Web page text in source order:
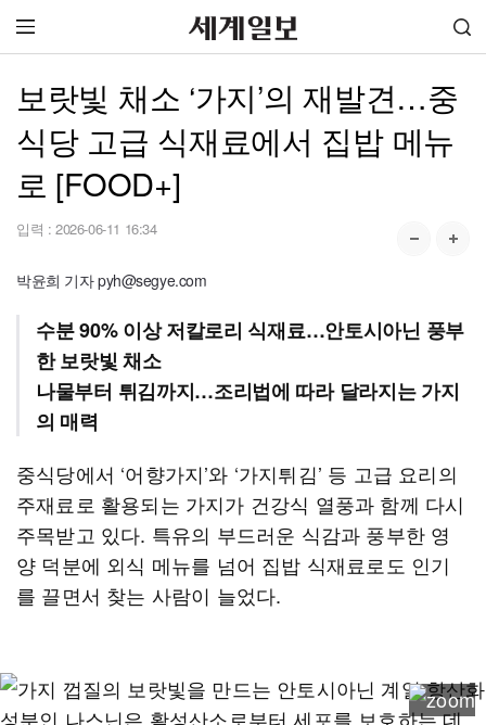
보랏빛 채소 ‘가지’의 재발견…중
식당 고급 식재료에서 집밥 메뉴
로 [FOOD+]
입력 : 2026-06-11 16:34
박윤희 기자 pyh@segye.com
수분 90% 이상 저칼로리 식재료…안토시아닌 풍부
한 보랏빛 채소
나물부터 튀김까지…조리법에 따라 달라지는 가지
의 매력
중식당에서 ‘어향가지’와 ‘가지튀김’ 등 고급 요리의
주재료로 활용되는 가지가 건강식 열풍과 함께 다시
주목받고 있다. 특유의 부드러운 식감과 풍부한 영
양 덕분에 외식 메뉴를 넘어 집밥 식재료로도 인기
를 끌면서 찾는 사람이 늘었다.